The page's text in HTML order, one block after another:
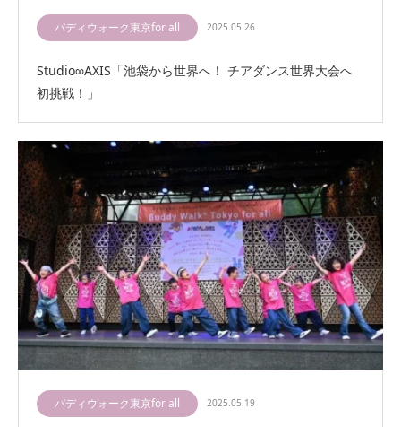
バディウォーク東京for all 2025.05.26
Studio∞AXIS「池袋から世界へ！ チアダンス世界大会へ
初挑戦！」
バディウォーク東京for all 2025.05.19